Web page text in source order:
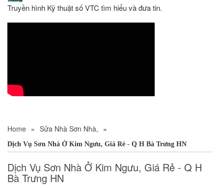
Truyền hình Kỹ thuật số VTC tìm hiểu và đưa tin.
Home » Sửa Nhà Sơn Nhà, »
Dịch Vụ Sơn Nhà Ở Kim Ngưu, Giá Rẻ - Q H Bà Trưng HN
Dịch Vụ Sơn Nhà Ở Kim Ngưu, Giá Rẻ - Q H
Bà Trưng HN